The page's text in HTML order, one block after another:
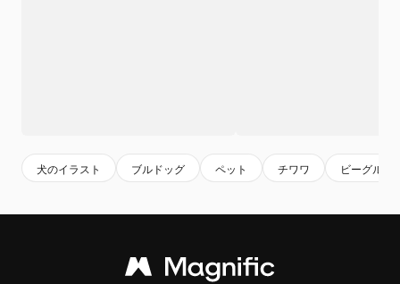
犬のイラスト ブルドッグ ペット チワワ ビーグル